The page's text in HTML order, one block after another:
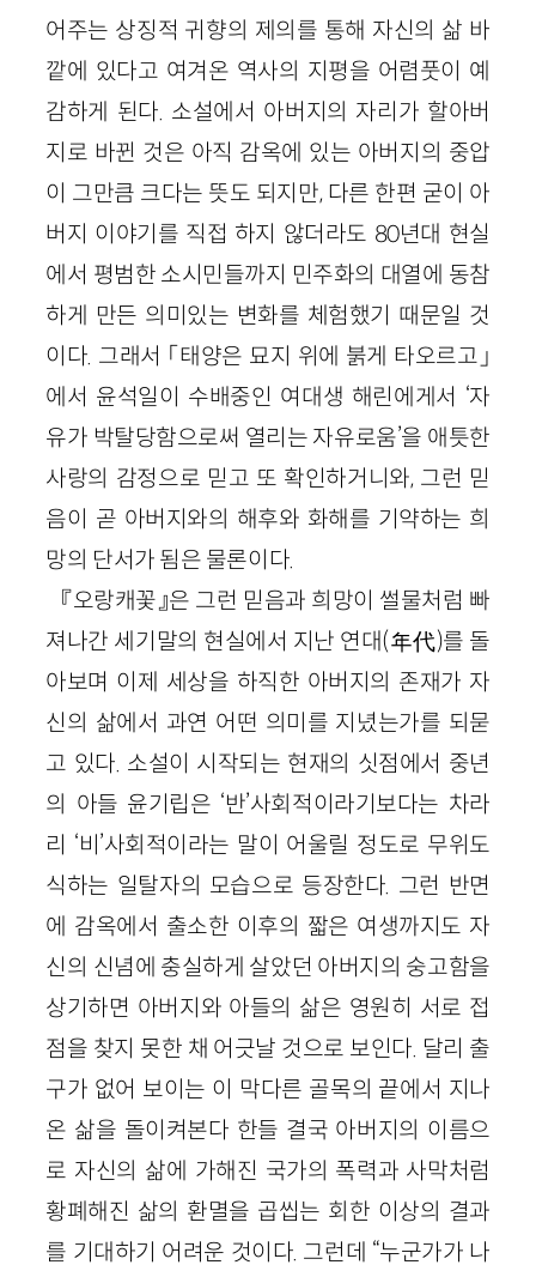
어주는 상징적 귀향의 제의를 통해 자신의 삶 바
깥에 있다고 여겨온 역사의 지평을 어렴풋이 예
감하게 된다. 소설에서 아버지의 자리가 할아버
지로 바뀐 것은 아직 감옥에 있는 아버지의 중압
이 그만큼 크다는 뜻도 되지만, 다른 한편 굳이 아
버지 이야기를 직접 하지 않더라도 80년대 현실
에서 평범한 소시민들까지 민주화의 대열에 동참
하게 만든 의미있는 변화를 체험했기 때문일 것
이다. 그래서 「태양은 묘지 위에 붉게 타오르고」
에서 윤석일이 수배중인 여대생 해린에게서 ‘자
유가 박탈당함으로써 열리는 자유로움’을 애틋한
사랑의 감정으로 믿고 또 확인하거니와, 그런 믿
음이 곧 아버지와의 해후와 화해를 기약하는 희
망의 단서가 됨은 물론이다.
『오랑캐꽃』은 그런 믿음과 희망이 썰물처럼 빠
져나간 세기말의 현실에서 지난 연대(年代)를 돌
아보며 이제 세상을 하직한 아버지의 존재가 자
신의 삶에서 과연 어떤 의미를 지녔는가를 되묻
고 있다. 소설이 시작되는 현재의 싯점에서 중년
의 아들 윤기립은 ‘반’사회적이라기보다는 차라
리 ‘비’사회적이라는 말이 어울릴 정도로 무위도
식하는 일탈자의 모습으로 등장한다. 그런 반면
에 감옥에서 출소한 이후의 짧은 여생까지도 자
신의 신념에 충실하게 살았던 아버지의 숭고함을
상기하면 아버지와 아들의 삶은 영원히 서로 접
점을 찾지 못한 채 어긋날 것으로 보인다. 달리 출
구가 없어 보이는 이 막다른 골목의 끝에서 지나
온 삶을 돌이켜본다 한들 결국 아버지의 이름으
로 자신의 삶에 가해진 국가의 폭력과 사막처럼
황폐해진 삶의 환멸을 곱씹는 회한 이상의 결과
를 기대하기 어려운 것이다. 그런데 “누군가가 나